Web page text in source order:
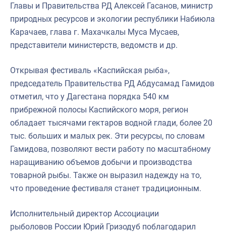
Главы и Правительства РД Алексей Гасанов, министр
природных ресурсов и экологии республики Набиюла
Карачаев, глава г. Махачкалы Муса Мусаев,
представители министерств, ведомств и др.
Открывая фестиваль «Каспийская рыба»,
председатель Правительства РД Абдусамад Гамидов
отметил, что у Дагестана порядка 540 км
прибрежной полосы Каспийского моря, регион
обладает тысячами гектаров водной глади, более 20
тыс. больших и малых рек. Эти ресурсы, по словам
Гамидова, позволяют вести работу по масштабному
наращиванию объемов добычи и производства
товарной рыбы. Также он выразил надежду на то,
что проведение фестиваля станет традиционным.
Исполнительный директор Ассоциации
рыболовов России Юрий Гризодуб поблагодарил